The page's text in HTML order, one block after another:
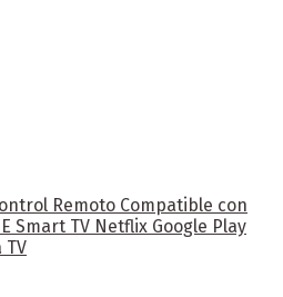
Remoto Compatible con
Smart TV Netflix Google Play
TV